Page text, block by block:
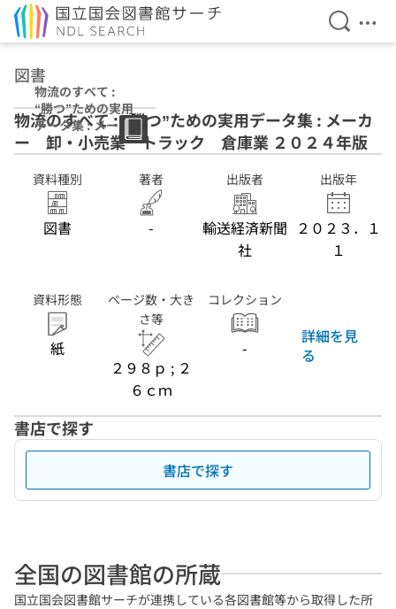
検索を
メ
図書
物流のすべて :
“勝つ”ための実用
データ集 : メーカ
ー 卸・小売業
トラック 倉庫業
２０２４年版
物流のすべて : “勝つ”ための実用データ集 : メーカ
ー 卸・小売業 トラック 倉庫業 ２０２４年版
資料種別
図書
著者
-
出版者
輸送経済新聞
社
出版年
２０２３．１
１
資料形態
紙
ページ数・大き
さ等
２９８ｐ ; ２
６ｃｍ
コレクション
-
詳細を見
る
書店で探す
書店で探す
全国の図書館の所蔵
国立国会図書館サーチが連携している各図書館等から取得した所